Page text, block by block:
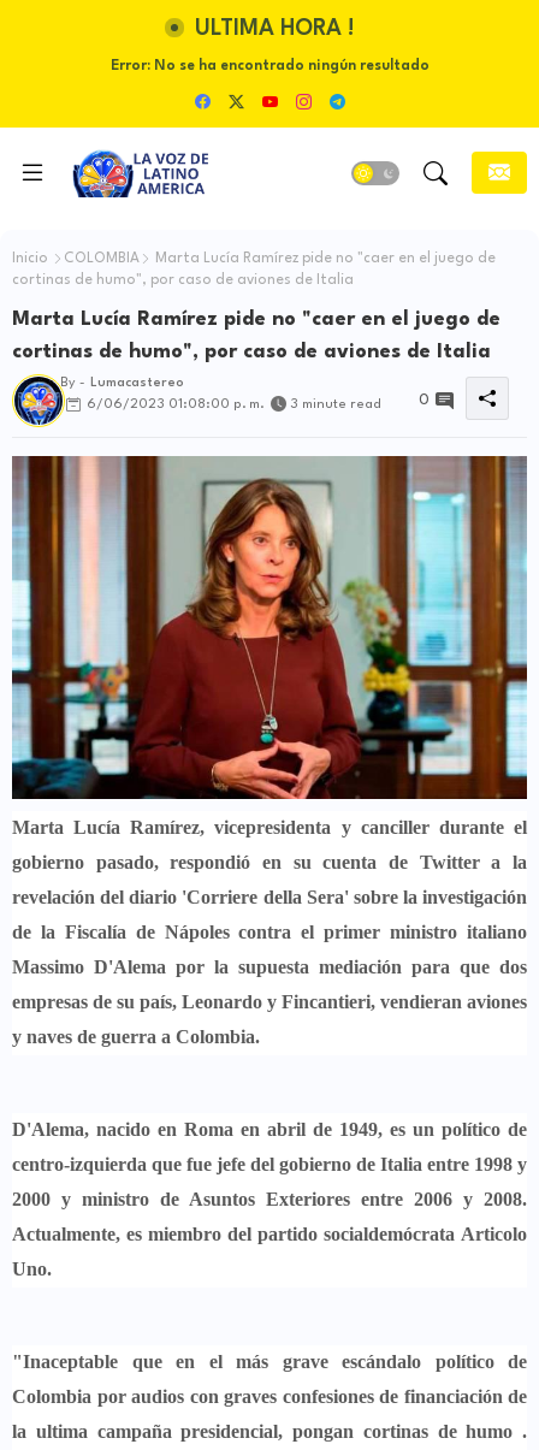
ULTIMA HORA !
Error:No se ha encontrado ningún resultado
Inicio COLOMBIA
Marta Lucía Ramírez pide no "caer en el juego de
cortinas de humo", por caso de aviones de Italia
Marta Lucía Ramírez pide no "caer en el juego de
cortinas de humo", por caso de aviones de Italia
By -
Lumacastereo
6/06/2023 01:08:00 p. m.
3 minute read 0
Marta Lucía Ramírez, vicepresidenta y canciller durante el
gobierno pasado, respondió en su cuenta de Twitter a la
revelación del diario 'Corriere della Sera' sobre la investigación
de la Fiscalía de Nápoles contra elprimer ministro italiano
Massimo D'Alema por la supuesta mediación para que dos
empresas de su país, Leonardo y Fincantieri, vendieran aviones
y naves de guerra a Colombia.
D'Alema, nacido en Roma en abril de 1949, es un político de
centro-izquierda que fue jefe del gobierno de Italia entre 1998 y
2000 y ministro de Asuntos Exteriores entre 2006 y 2008.
Actualmente, es miembro del partido socialdemócrata Articolo
Uno.
"Inaceptable que en el más grave escándalo político de
Colombia por audios con graves confesiones de financiación de
la ultima campaña presidencial, pongan cortinas de humo .